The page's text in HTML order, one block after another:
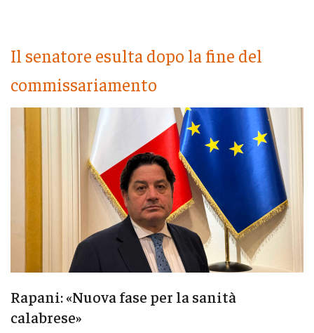
Il senatore esulta dopo la fine del
commissariamento
Rapani: «Nuova fase per la sanità
calabrese»